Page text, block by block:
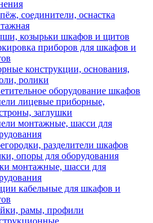
соединители, оснастка
козырьки шкафов и щитов
приборов для шкафов и
конструкции, основания,
ролики
оборудование шкафов
лицевые приборные,
заглушки
монтажные, шасси для
разделители шкафов
опоры для оборудования
монтажные, шасси для
кабельные для шкафов и
рамы, профили